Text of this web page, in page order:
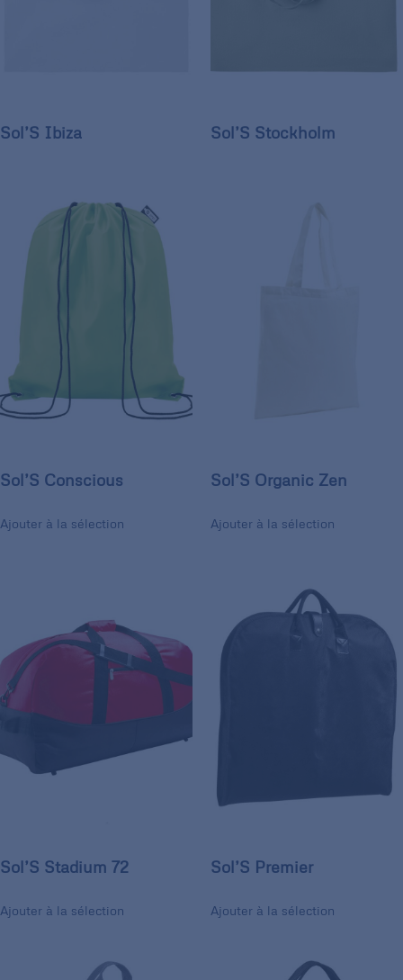
Sol’S Ibiza Sol’S Stockholm
Sol’S Conscious
Ajouter à la sélection
Sol’S Organic Zen
Ajouter à la sélection
Sol’S Stadium 72
Ajouter à la sélection
Sol’S Premier
Ajouter à la sélection